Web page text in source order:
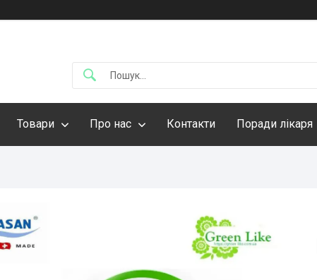
Товари Про нас Контакти Поради лікаря